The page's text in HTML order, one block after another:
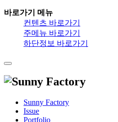
바로가기 메뉴
컨텐츠 바로가기
주메뉴 바로가기
하단정보 바로가기
Sunny Factory
Issue
Portfolio